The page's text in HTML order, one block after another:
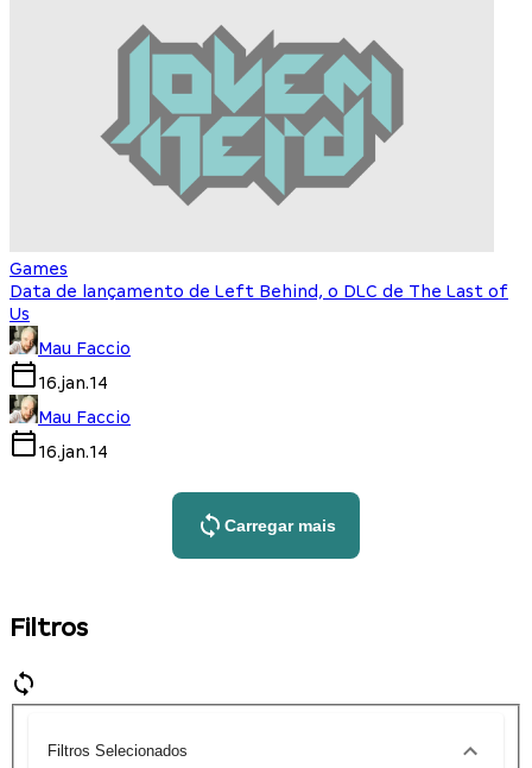
Games
Data de lançamento de Left Behind, o DLC de The Last of
Us
Mau Faccio
16.jan.14
Mau Faccio
16.jan.14
Carregar mais
Filtros
Filtros Selecionados